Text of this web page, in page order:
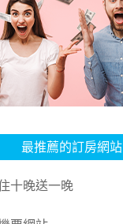
最推薦的訂房網站
十晚送一晚